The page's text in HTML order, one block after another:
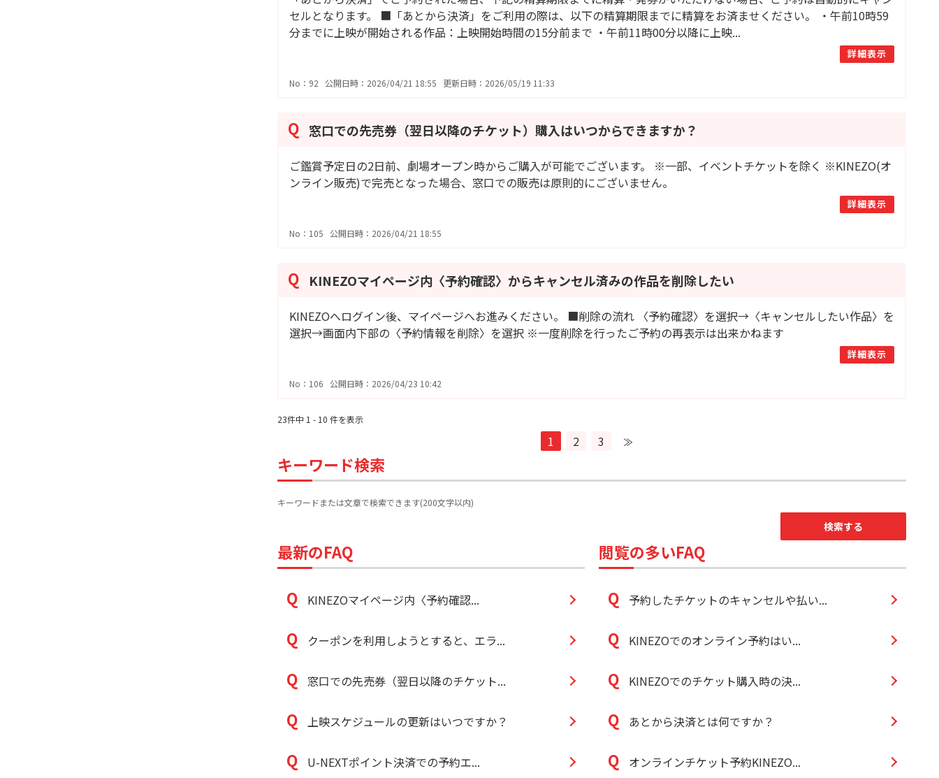
セルとなります。 ■「あとから決済」をご利用の際は、以下の精算期限までに精算をお済ませください。 ・午前10時59
分までに上映が開始される作品：上映開始時間の15分前まで ・午前11時00分以降に上映...
詳細表示
No：92 公開日時：2026/04/21 18:55 更新日時：2026/05/19 11:33
窓口での先売券（翌日以降のチケット）購入はいつからできますか？
ご鑑賞予定日の2日前、劇場オープン時からご購入が可能でございます。 ※一部、イベントチケットを除く ※KINEZO(オ
ンライン販売)で完売となった場合、窓口での販売は原則的にございません。
詳細表示
No：105 公開日時：2026/04/21 18:55
KINEZOマイページ内〈予約確認〉からキャンセル済みの作品を削除したい
KINEZOへログイン後、マイページへお進みください。 ■削除の流れ 〈予約確認〉を選択→〈キャンセルしたい作品〉を
選択→画面内下部の〈予約情報を削除〉を選択 ※一度削除を行ったご予約の再表示は出来かねます
詳細表示
No：106 公開日時：2026/04/23 10:42
23件中 1 - 10 件を表示
1 2 3 ≫
キーワード検索
キーワードまたは文章で検索できます(200文字以内)
最新のFAQ
KINEZOマイページ内〈予約確認...
クーポンを利用しようとすると、エラ...
窓口での先売券（翌日以降のチケット...
上映スケジュールの更新はいつですか？
U-NEXTポイント決済での予約エ...
閲覧の多いFAQ
予約したチケットのキャンセルや払い...
KINEZOでのオンライン予約はい...
KINEZOでのチケット購入時の決...
あとから決済とは何ですか？
オンラインチケット予約KINEZO...